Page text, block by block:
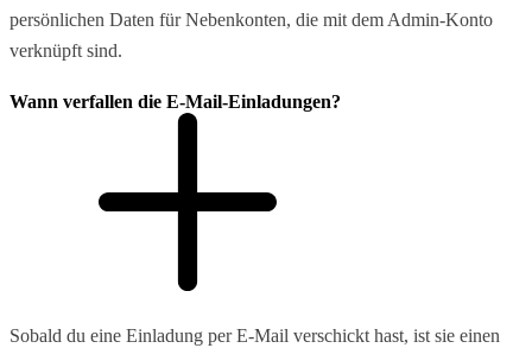
persönlichen Daten für Nebenkonten, die mit dem Admin-Konto
verknüpft sind.
Wann verfallen die E-Mail-Einladungen?
Sobald du eine Einladung per E-Mail verschickt hast, ist sie einen